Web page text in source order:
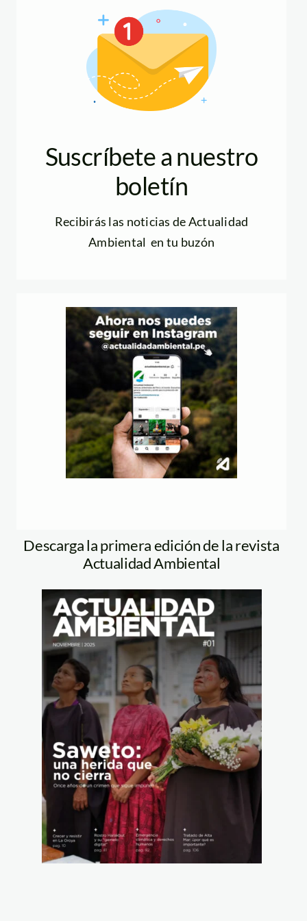
Suscríbete a nuestro
boletín
Recibirás las noticias de Actualidad
Ambiental en tu buzón
Descarga la primera edición de la revista
Actualidad Ambiental